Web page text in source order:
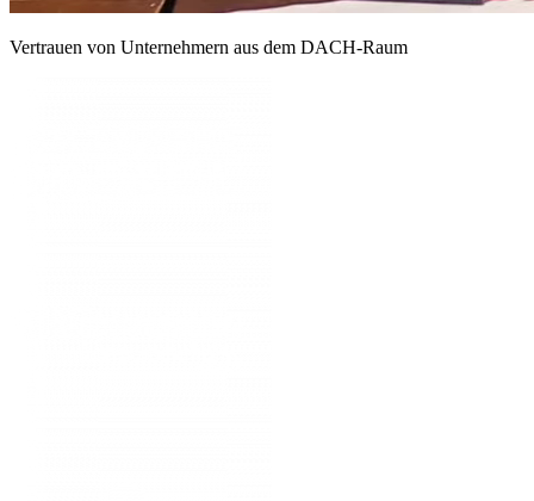
Vertrauen von Unternehmern aus dem DACH-Raum